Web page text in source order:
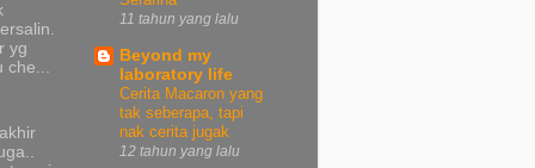
yg
11 tahun yang lalu
Beyond my
laboratory life
Cerita Macaron yang
tak seberapa, tapi
nak cerita jugak
12 tahun yang lalu